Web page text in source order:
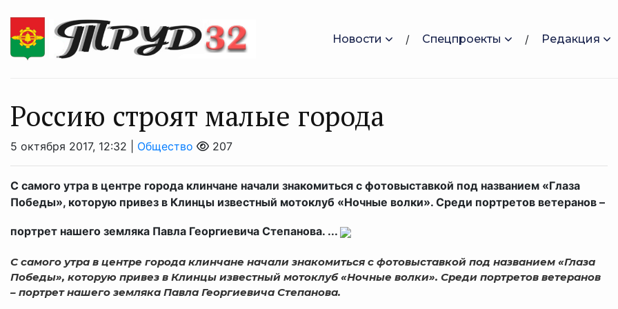
Новости Спецпроекты Редакция
Россию строят малые города
5 октября 2017, 12:32 | Общество 207
С самого утра в центре города клинчане начали знакомиться с фотовыставкой под названием «Глаза
Победы», которую привез в Клинцы известный мотоклуб «Ночные волки». Среди портретов ветеранов –
портрет нашего земляка Павла Георгиевича Степанова. ...
С самого утра в центре города клинчане начали знакомиться с фотовыставкой под названием «Глаза
Победы», которую привез в Клинцы известный мотоклуб «Ночные волки». Среди портретов ветеранов
– портрет нашего земляка Павла Георгиевича Степанова.